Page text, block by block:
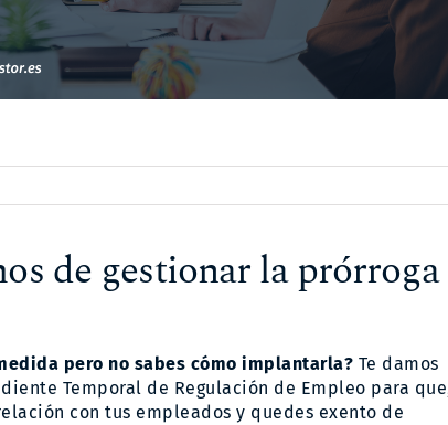
de gestionar la prórroga
pero no sabes cómo implantarla? Te damos
Temporal de Regulación de Empleo para
con tus empleados y quedes exento de